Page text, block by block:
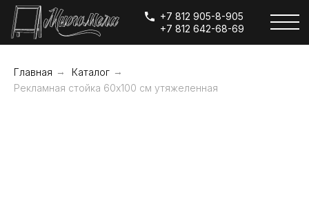
+7 812 905-8-905
+7 812 642-68-69
Главная → Каталог →
Рекламная стойка 60х100 см утяжеленная